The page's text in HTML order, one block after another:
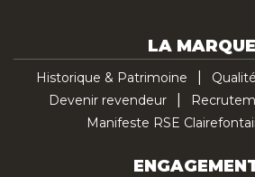
LA MARQUE
Historique & Patrimoine Qualité
Devenir revendeur
Manifeste RSE